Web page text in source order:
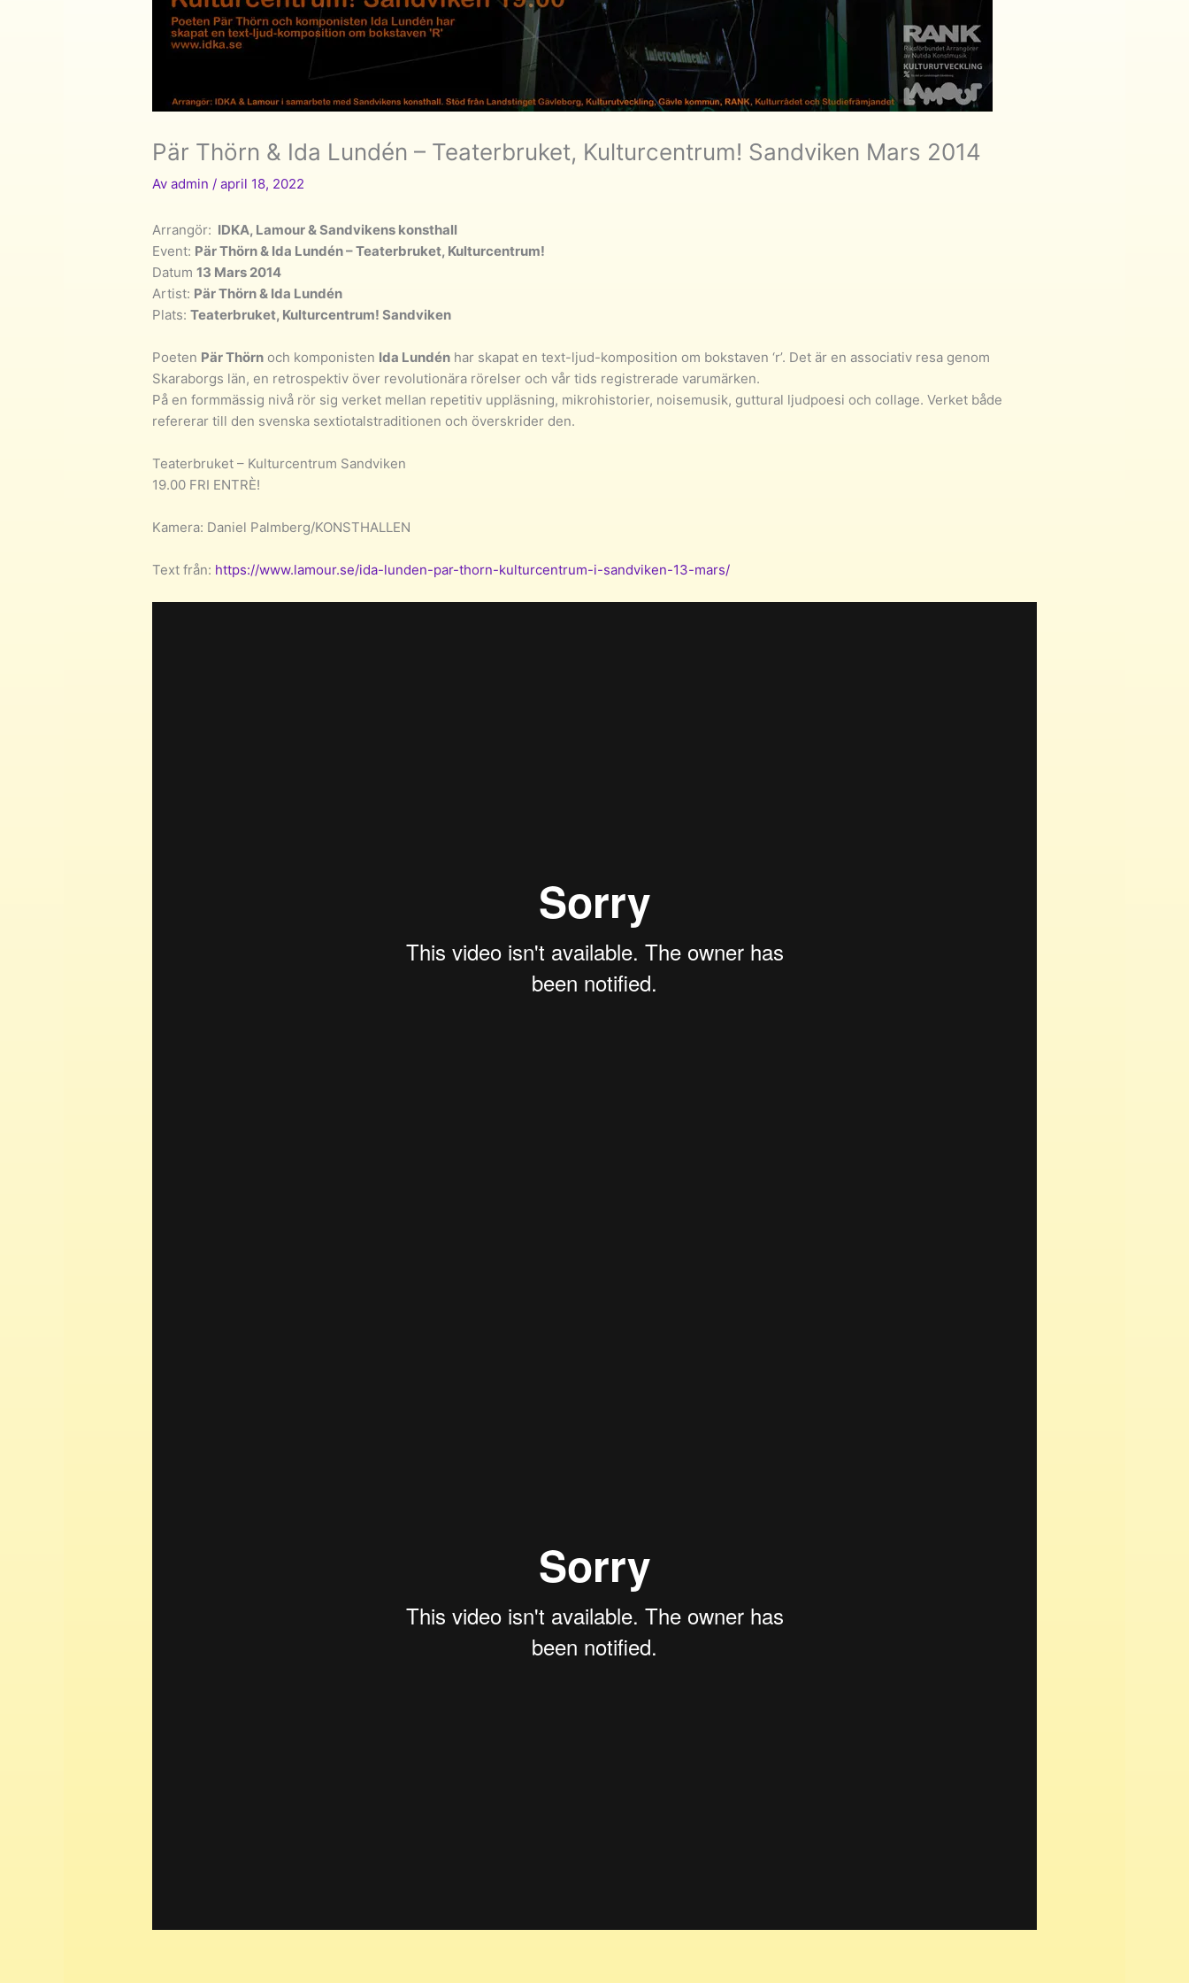
Pär Thörn & Ida Lundén – Teaterbruket, Kulturcentrum! Sandviken Mars 2014
Avadmin /april 18, 2022
Arrangör: IDKA, Lamour & Sandvikens konsthall
Event: Pär Thörn & Ida Lundén – Teaterbruket, Kulturcentrum!
Datum13 Mars 2014
Artist: Pär Thörn & Ida Lundén
Plats:Teaterbruket, Kulturcentrum! Sandviken
Poeten Pär Thörn och komponisten Ida Lundén har skapat en text-ljud-komposition om bokstaven ‘r’. Det är en associativ resa genom
Skaraborgs län, en retrospektiv över revolutionära rörelser och vår tids registrerade varumärken.
På en formmässig nivå rör sig verket mellan repetitiv uppläsning, mikrohistorier, noisemusik, guttural ljudpoesi och collage. Verket både
refererar till den svenska sextiotalstraditionen och överskrider den.
Teaterbruket – Kulturcentrum Sandviken
19.00 FRI ENTRÈ!
Kamera: Daniel Palmberg/KONSTHALLEN
Text från: https://www.lamour.se/ida-lunden-par-thorn-kulturcentrum-i-sandviken-13-mars/